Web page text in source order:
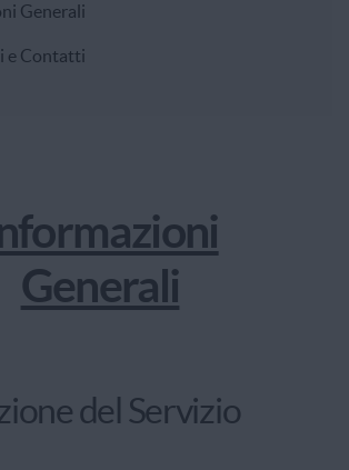
Generali
e Contatti
Generali
del Servizio